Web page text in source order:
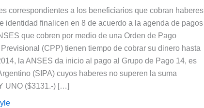
correspondientes a los beneficiarios que cobran haberes
identidad finalicen en 8 de acuerdo a la agenda de pagos
que cobren por medio de una Orden de Pago
(CPP) tienen tiempo de cobrar su dinero hasta
la ANSES da inicio al pago al Grupo de Pago 14, es
(SIPA) cuyos haberes no superen la suma
UNO ($3131.-) […]